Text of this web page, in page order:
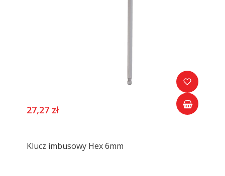
27,27 zł
Klucz imbusowy Hex 6mm